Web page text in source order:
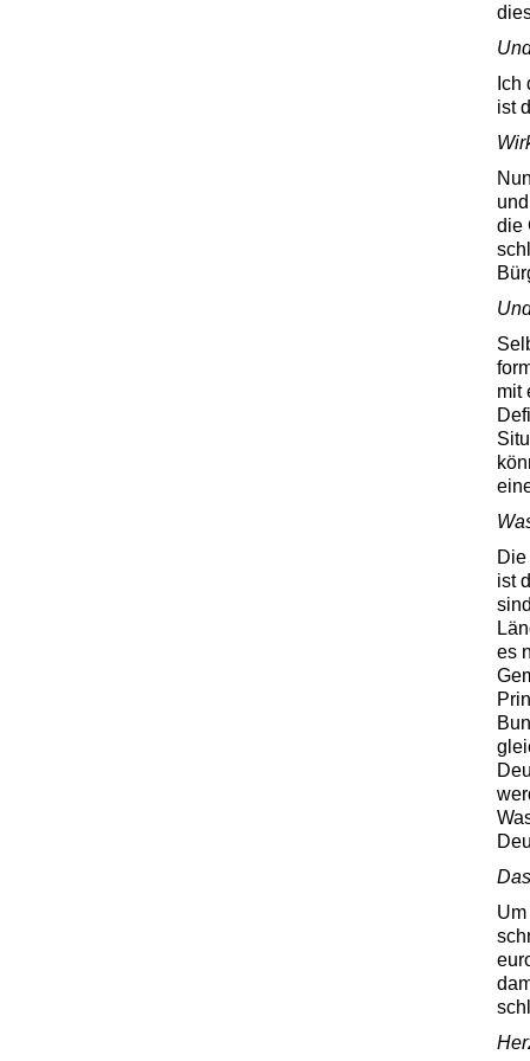
Ich
ist
die
mit
ist
es